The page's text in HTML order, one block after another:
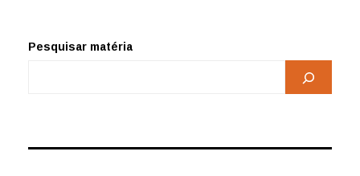
Pesquisar matéria